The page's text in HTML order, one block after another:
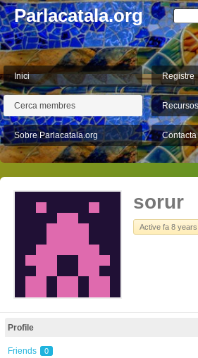
Parlacatala.org
Inici Registre
Cerca membres Recursos
Sobre Parlacatala.org Contacta
sorur
Active fa 8
Profile
Friends 0